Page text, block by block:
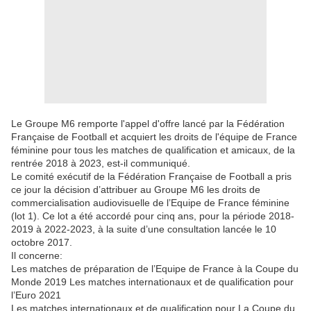
Le Groupe M6 remporte l'appel d'offre lancé par la Fédération
Française de Football et acquiert les droits de l'équipe de France
féminine pour tous les matches de qualification et amicaux, de la
rentrée 2018 à 2023, est-il communiqué.
Le comité exécutif de la Fédération Française de Football a pris
ce jour la décision d’attribuer au Groupe M6 les droits de
commercialisation audiovisuelle de l’Equipe de France féminine
(lot 1). Ce lot a été accordé pour cinq ans, pour la période 2018-
2019 à 2022-2023, à la suite d’une consultation lancée le 10
octobre 2017.
Il concerne:
Les matches de préparation de l’Equipe de France à la Coupe du
Monde 2019 Les matches internationaux et de qualification pour
l’Euro 2021
Les matches internationaux et de qualification pour La Coupe du